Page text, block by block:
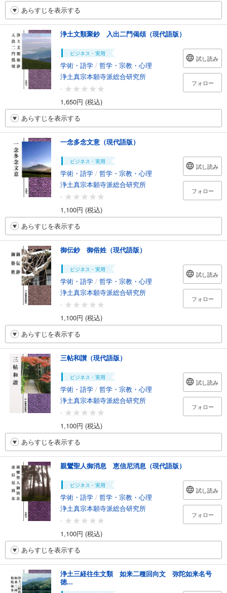
あらすじを表示する
浄土文類聚鈔 入出二門偈頌（現代語版）
ビジネス・実用
学術・語学 / 哲学・宗教・心理
浄土真宗本願寺派総合研究所
-
1,650円 (税込)
試し読み
フォロー
あらすじを表示する
一念多念文意（現代語版）
ビジネス・実用
学術・語学 / 哲学・宗教・心理
浄土真宗本願寺派総合研究所
-
1,100円 (税込)
試し読み
フォロー
あらすじを表示する
御伝鈔 御俗姓（現代語版）
ビジネス・実用
学術・語学 / 哲学・宗教・心理
浄土真宗本願寺派総合研究所
-
1,100円 (税込)
試し読み
フォロー
あらすじを表示する
三帖和讃（現代語版）
ビジネス・実用
学術・語学 / 哲学・宗教・心理
浄土真宗本願寺派総合研究所
-
1,100円 (税込)
試し読み
フォロー
あらすじを表示する
親鸞聖人御消息 恵信尼消息（現代語版）
ビジネス・実用
学術・語学 / 哲学・宗教・心理
浄土真宗本願寺派総合研究所
-
1,100円 (税込)
試し読み
フォロー
あらすじを表示する
浄土三経往生文類 如来二種回向文 弥陀如来名号
徳...